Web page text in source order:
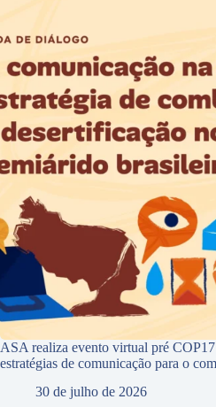
ASA realiza evento virtual pré
estratégias de comunicação para o
30 de julho de 2026